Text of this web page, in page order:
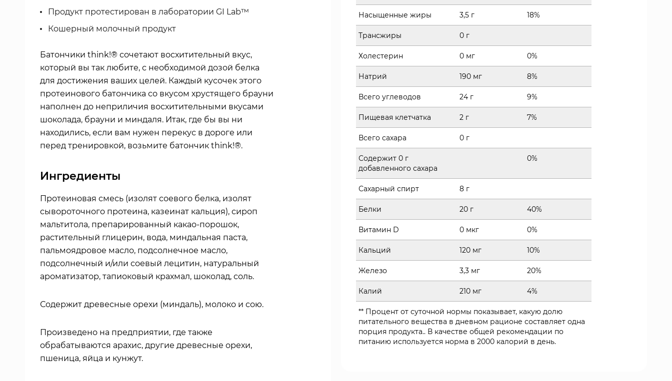
Продукт протестирован в лаборатории GI Lab™
Кошерный молочный продукт
Батончики think!® сочетают восхитительный вкус,
который вы так любите, с необходимой дозой белка
для достижения ваших целей. Каждый кусочек этого
протеинового батончика со вкусом хрустящего брауни
наполнен до неприличия восхитительными вкусами
шоколада, брауни и миндаля. Итак, где бы вы ни
находились, если вам нужен перекус в дороге или
перед тренировкой, возьмите батончик think!®.
Ингредиенты
Протеиновая смесь (изолят соевого белка, изолят
сывороточного протеина, казеинат кальция), сироп
мальтитола, препарированный какао-порошок,
растительный глицерин, вода, миндальная паста,
пальмоядровое масло, подсолнечное масло,
подсолнечный и/или соевый лецитин, натуральный
ароматизатор, тапиоковый крахмал, шоколад, соль.
Содержит древесные орехи (миндаль), молоко и сою.
Произведено на предприятии, где также
обрабатываются арахис, другие древесные орехи,
пшеница, яйца и кунжут.
Насыщенные жиры 3,5 г 18%
Трансжиры 0 г
Холестерин 0 мг 0%
Натрий 190 мг 8%
Всего углеводов 24 г 9%
Пищевая клетчатка 2 г 7%
Всего сахара 0 г
Содержит 0 г
добавленного сахара
0%
Сахарный спирт 8 г
Белки 20 г 40%
Витамин D 0 мкг 0%
Кальций 120 мг 10%
Железо 3,3 мг 20%
Калий 210 мг 4%
** Процент от суточной нормы показывает, какую долю
питательного вещества в дневном рационе составляет одна
порция продукта.. В качестве общей рекомендации по
питанию используется норма в 2000 калорий в день.